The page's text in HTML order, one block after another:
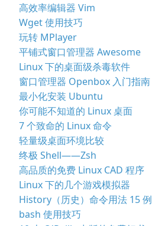
高效率编辑器 Vim
Wget 使用技巧
玩转 MPlayer
平铺式窗口管理器 Awesome
Linux 下的桌面级杀毒软件
窗口管理器 Openbox 入门指南
最小化安装 Ubuntu
你可能不知道的 Linux 桌面
7 个致命的 Linux 命令
轻量级桌面环境比较
终极 Shell——Zsh
高品质的免费 Linux CAD 程序
Linux 下的几个游戏模拟器
History（历史）命令用法 15 例
bash 使用技巧